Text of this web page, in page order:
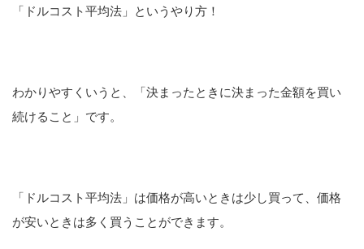
「ドルコスト平均法」というやり方！
わかりやすくいうと、「決まったときに決まった金額を買い
続けること」です。
「ドルコスト平均法」は価格が高いときは少し買って、価格
が安いときは多く買うことができます。